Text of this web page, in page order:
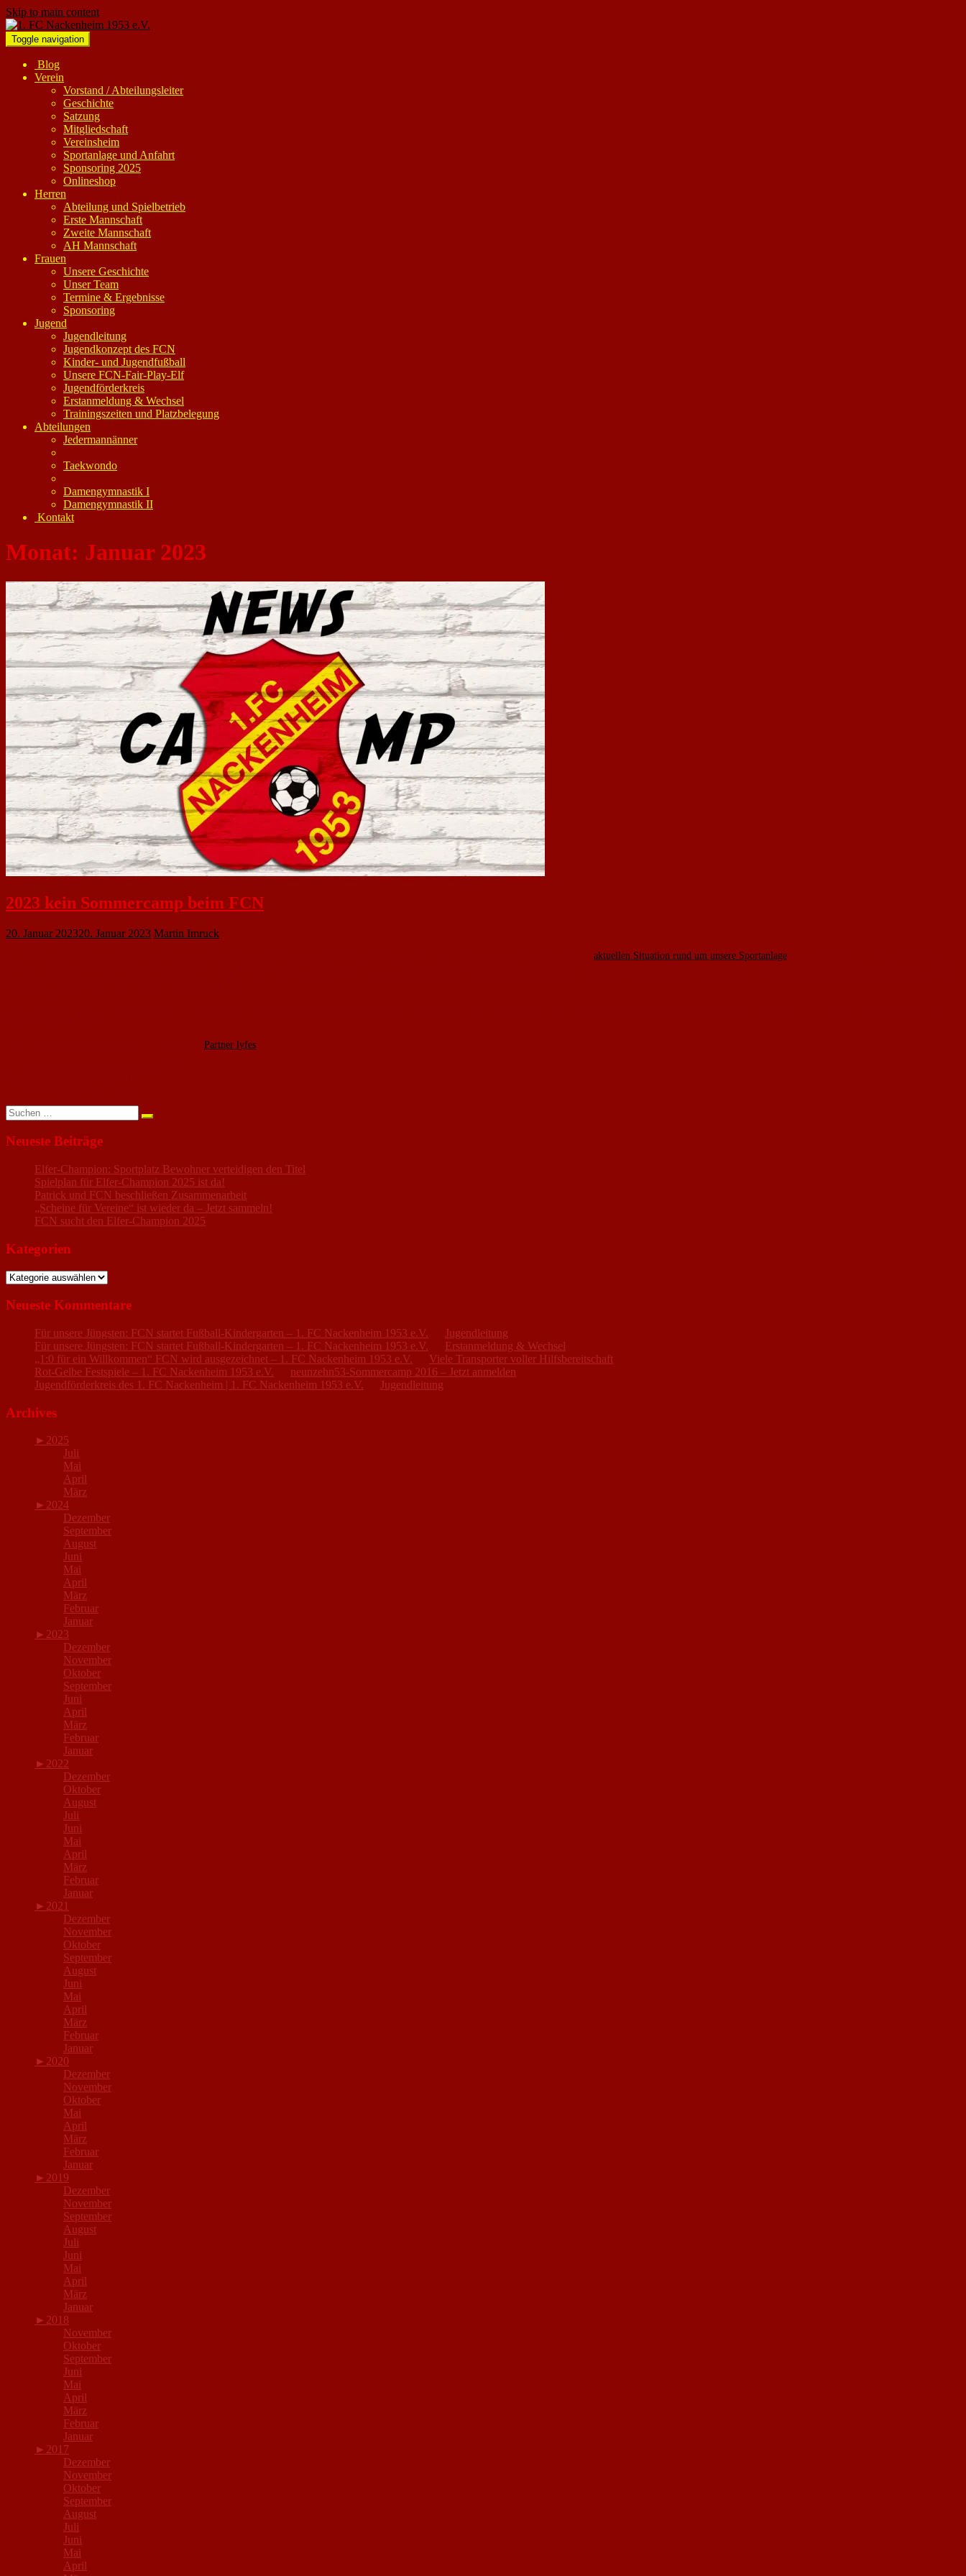
Skip to main content
Toggle navigation
Blog
Verein
Vorstand / Abteilungsleiter
Geschichte
Satzung
Mitgliedschaft
Vereinsheim
Sportanlage und Anfahrt
Sponsoring 2025
Onlineshop
Herren
Abteilung und Spielbetrieb
Erste Mannschaft
Zweite Mannschaft
AH Mannschaft
Frauen
Unsere Geschichte
Unser Team
Termine & Ergebnisse
Sponsoring
Jugend
Jugendleitung
Jugendkonzept des FCN
Kinder- und Jugendfußball
Unsere FCN-Fair-Play-Elf
Jugendförderkreis
Erstanmeldung & Wechsel
Trainingszeiten und Platzbelegung
Abteilungen
Jedermannänner
Taekwondo
Damengymnastik I
Damengymnastik II
Kontakt
Monat: Januar 2023
2023 kein Sommercamp beim FCN
20. Januar 202320. Januar 2023 Martin Imruck
aktuellen Situation rund um unsere Sportanlage
Partner lyfes
Suchen
nach:
Neueste Beiträge
Elfer-Champion: Sportplatz Bewohner verteidigen den Titel
Spielplan für Elfer-Champion 2025 ist da!
Patrick und FCN beschließen Zusammenarbeit
„Scheine für Vereine“ ist wieder da – Jetzt sammeln!
FCN sucht den Elfer-Champion 2025
Kategorien
Kategorien
Neueste Kommentare
Für unsere Jüngsten: FCN startet Fußball-Kindergarten – 1. FC Nackenheim 1953 e.V.
Jugendleitung
Für unsere Jüngsten: FCN startet Fußball-Kindergarten – 1. FC Nackenheim 1953 e.V.
Erstanmeldung & Wechsel
„1:0 für ein Willkommen“ FCN wird ausgezeichnet – 1. FC Nackenheim 1953 e.V.
Viele Transporter voller Hilfsbereitschaft
Rot-Gelbe Festspiele – 1. FC Nackenheim 1953 e.V.
neunzehn53-Sommercamp 2016 – Jetzt anmelden
Jugendförderkreis des 1. FC Nackenheim | 1. FC Nackenheim 1953 e.V.
Jugendleitung
Archives
► 2025
Juli
Mai
April
März
► 2024
Dezember
September
August
Juni
Mai
April
März
Februar
Januar
► 2023
Dezember
November
Oktober
September
Juni
April
März
Februar
Januar
► 2022
Dezember
Oktober
August
Juli
Juni
Mai
April
März
Februar
Januar
► 2021
Dezember
November
Oktober
September
August
Juni
Mai
April
März
Februar
Januar
► 2020
Dezember
November
Oktober
Mai
April
März
Februar
Januar
► 2019
Dezember
November
September
August
Juli
Juni
Mai
April
März
Januar
► 2018
November
Oktober
September
Juni
Mai
April
März
Februar
Januar
► 2017
Dezember
November
Oktober
September
August
Juli
Juni
Mai
April